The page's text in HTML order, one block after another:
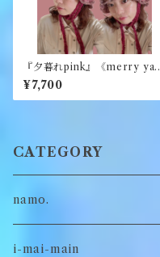
『夕暮れpink』《merry yar
n》
¥7,700
CATEGORY
namo.
古着
i-mai-main